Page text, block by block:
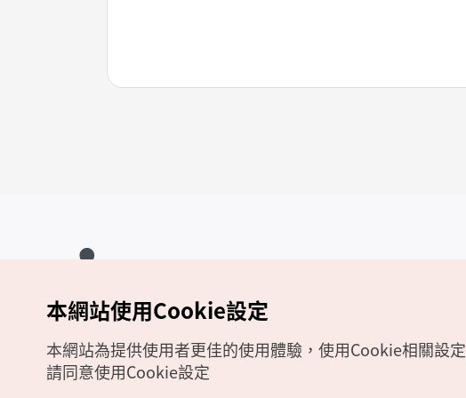
Copyrights (c) 韓國觀光公社版權所有
如有相關疑問或建議，歡迎來信至官方信箱
本網站使用Cookie設定
本網站為提供使用者更佳的使用體驗，使用Cookie相關設定
請同意使用Cookie設定